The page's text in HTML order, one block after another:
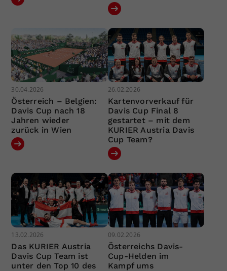
30.04.2026
Österreich – Belgien:
Davis Cup nach 18
Jahren wieder
zurück in Wien
26.02.2026
Kartenvorverkauf für
Davis Cup Final 8
gestartet – mit dem
KURIER Austria Davis
Cup Team?
13.02.2026
Das KURIER Austria
Davis Cup Team ist
unter den Top 10 des
09.02.2026
Österreichs Davis-
Cup-Helden im
Kampf ums